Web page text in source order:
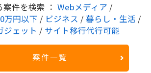
件を検索 ： Webメディア /
万円以下 / ビジネス / 暮らし・生活 /
ジェット / サイト移行代行可能
案件一覧